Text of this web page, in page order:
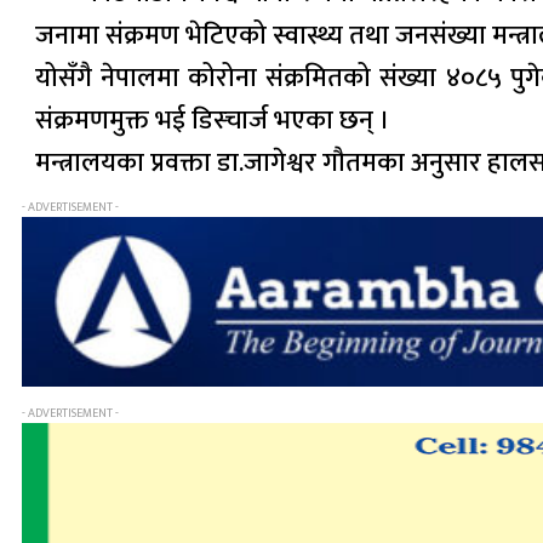
जनामा संक्रमण भेटिएको स्वास्थ्य तथा जनसंख्या
योसँगै नेपालमा कोरोना संक्रमितको संख्या ४०८५
संक्रमणमुक्त भई डिस्चार्ज भएका छन् ।
मन्त्रालयका प्रवक्ता डा.जागेश्वर गौतमका अनुसार
- ADVERTISEMENT -
- ADVERTISEMENT -